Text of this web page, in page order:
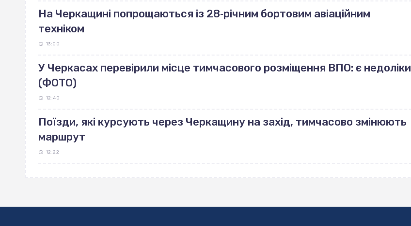
На Черкащині попрощаються із 28‐річним бортовим авіаційним
техніком
13:00
У Черкасах перевірили місце тимчасового розміщення ВПО: є недоліки
(ФОТО)
12:40
Поїзди, які курсують через Черкащину на захід, тимчасово змінюють
маршрут
12:22